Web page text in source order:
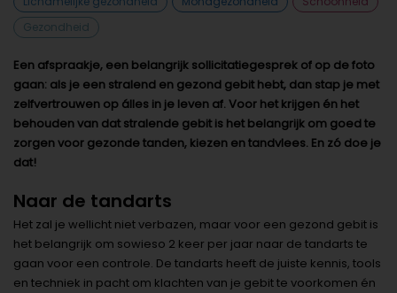
Gezondheid
Een afspraakje, een belangrijk sollicitatiegesprek of op de foto
gaan: als je een stralend en gezond gebit hebt, dan stap je met
zelfvertrouwen op álles in je leven af. Voor het krijgen én het
behouden van dat stralende gebit is het belangrijk om goed te
zorgen voor gezonde tanden, kiezen en tandvlees. En zó doe je
dat!
Naar de tandarts
Het zal je wellicht niet verbazen, maar voor een gezond gebit is
het belangrijk om sowieso 2 keer per jaar naar de tandarts te
gaan voor een controle. De tandarts heeft de juiste kennis, tools
en techniek in pacht om klachten van je gebit te voorkomen én